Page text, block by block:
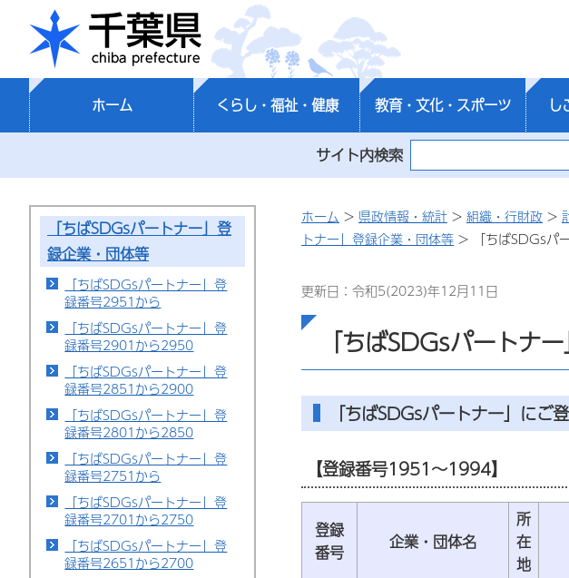
千葉県
ホーム くらし・福祉・健康 教育・文化・スポーツ し
サイト内検索
「ちばSDGsパートナー」登
録企業・団体等
「ちばSDGsパートナー」登
録番号2951から
「ちばSDGsパートナー」登
録番号2901から2950
「ちばSDGsパートナー」登
録番号2851から2900
「ちばSDGsパートナー」登
録番号2801から2850
「ちばSDGsパートナー」登
録番号2751から
「ちばSDGsパートナー」登
録番号2701から2750
「ちばSDGsパートナー」登
録番号2651から2700
ホーム > 県政情報・統計 > 組織・行財政 >
トナー」登録企業・団体等 > 「ちばSDGsパ
更新日：令和5(2023)年12月11日
「ちばSDGsパート
「ちばSDGsパートナー」にご
【登録番号1951～1994】
登録
番号
企業・団体名
所
在
地